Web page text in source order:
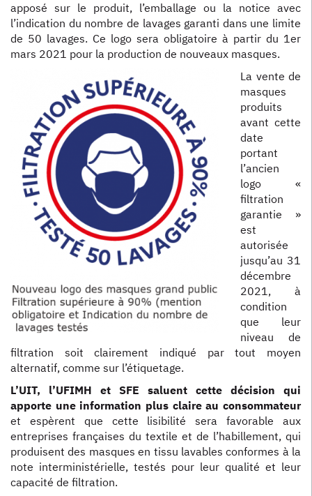
apposé sur le produit, l’emballage ou la notice avec
l’indication du nombre de lavages garanti dans une limite
de 50 lavages. Ce logo sera obligatoire à partir du 1er
mars 2021 pour la production de nouveaux masques.
La vente de
masques
produits
avant cette
date
portant
l’ancien
logo «
filtration
garantie »
est
autorisée
jusqu’au 31
décembre
2021, à
condition
que leur
niveau de
filtration soit clairement indiqué par tout moyen
alternatif, comme sur l’étiquetage.
L’UIT, l’UFIMH et SFE saluent cette décision qui
apporte une information plus claire au consommateur
et espèrent que cette lisibilité sera favorable aux
entreprises françaises du textile et de l’habillement, qui
produisent des masques en tissu lavables conformes à la
note interministérielle, testés pour leur qualité et leur
capacité de filtration.